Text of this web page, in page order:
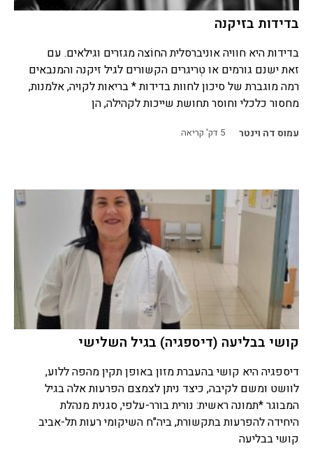
בדידות בזיקנה
בדידות היא חוויה אוניברסלית החוֹצה מגזרים וגילאים. עם
זאת ישנם גורמים או טְריגרים הקשורים לגיל זיקנה והמנבאים
רמה מוגברת של סיכון לחוות בדידות * בריאות לקויה, אלמנות,
מחסור כלכלי וחוסר תחושת שייכות לקהילה, הן
עמוס דה וינטר 5 דק' קריאה
קושי בבליעה (דיספגיה) בגיל השלישי
דיספגיה היא קושי בהעברת מזון באופן תקין מהפה ללוע,
לוושט ומשם לקיבה, כיצד ניתן לצמצם הפרעות אלה בגיל
המבוגר *תמונה ראשית: נורית בורר-עלפי, סגנית מנהלת
היחידה להפרעות בתקשורת, ביה"ח השיקומי רעות תל-אביב
קושי בבליעה